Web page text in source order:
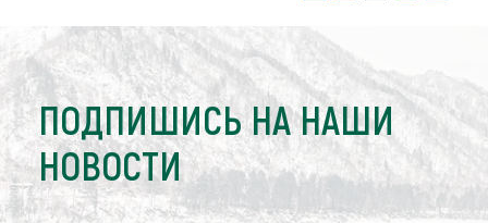
ПОДПИШИСЬ НА НАШИ
НОВОСТИ